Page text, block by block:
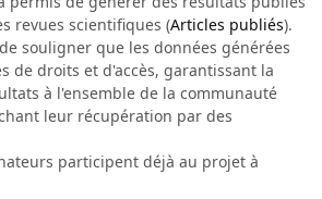
revues scientifiques (Articles publiés).
souligner que les données générées
de droits et d'accès, garantissant la
à l'ensemble de la communauté
leur récupération par des
participent déjà au projet à